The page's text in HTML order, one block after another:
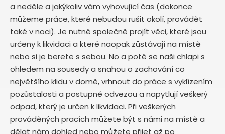
a neděle a jakýkoliv vám vyhovující čas (dokonce
můžeme práce, které nebudou rušit okolí, provádět
také v noci). Je nutné společně projít věci, které jsou
určeny k likvidaci a které naopak zůstávají na místě
nebo si je berete s sebou. No a poté se naši chlapi s
ohledem na sousedy a snahou o zachování co
největšího klidu v domě, vrhnout do práce s vyklízením
pozůstalosti a postupně odvezou a napytlují veškerý
odpad, který je určen k likvidaci. Při veškerých
prováděných pracích můžete být s námi na místě a
dělat nám dohled nebo můžete přijet až po